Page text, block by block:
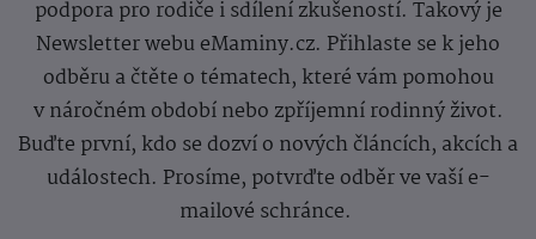
podpora pro rodiče i sdílení zkušeností. Takový je
Newsletter webu eMaminy.cz. Přihlaste se k jeho
odběru a čtěte o tématech, které vám pomohou
v náročném období nebo zpříjemní rodinný život.
Buďte první, kdo se dozví o nových článcích, akcích a
událostech. Prosíme, potvrďte odběr ve vaší e-
mailové schránce.